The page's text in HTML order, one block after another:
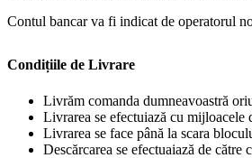
Contul bancar va fi indicat de operatorul
Condițiile de Livrare
Livrăm comanda dumneavoastră
Livrarea se efectuiază cu mijloacele
Livrarea se face până la scara
Descărcarea se efectuaiază de către